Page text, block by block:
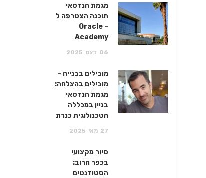
מגמת הנדסאי
תוכנה הצטרפה ל
– Oracle
Academy
06 דצמ 2025
מובילים בבנייה –
מובילים בהצלחה:
מגמת הנדסאי
בניין במכללה
הטכנולוגית כנרת
27 מאי 2025
סיור מקצועי
בכפר חרוב:
הסטודנטים